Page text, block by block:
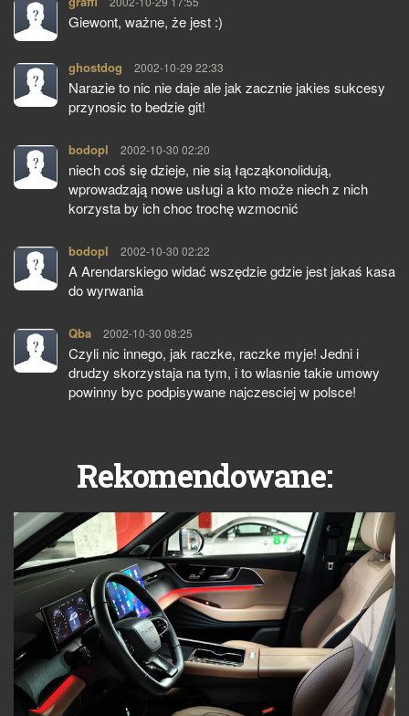
Giewont, ważne, że jest :)
ghostdog pisze:
2002-10-29 22:33
Narazie to nic nie daje ale jak zacznie jakies sukcesy
przynosic to bedzie git!
bodopl pisze:
2002-10-30 02:20
niech coś się dzieje, nie sią łącząkonolidują,
wprowadzają nowe usługi a kto może niech z nich
korzysta by ich choc trochę wzmocnić
bodopl pisze:
2002-10-30 02:22
A Arendarskiego widać wszędzie gdzie jest jakaś kasa
do wyrwania
Qba pisze:
2002-10-30 08:25
Czyli nic innego, jak raczke, raczke myje! Jedni i
drudzy skorzystaja na tym, i to wlasnie takie umowy
powinny byc podpisywane najczesciej w polsce!
Rekomendowane: